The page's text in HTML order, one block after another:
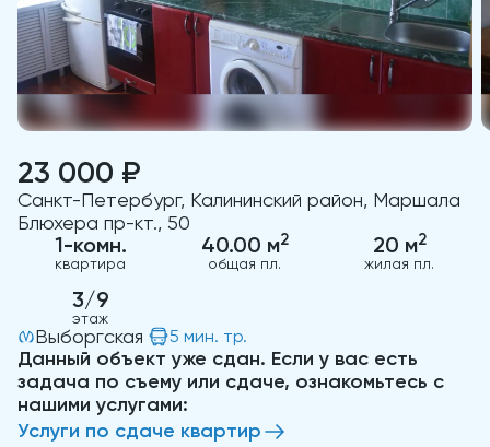
23 000 ₽
Санкт-Петербург, Калининский район, Маршала
Блюхера пр-кт., 50
1-комн.
квартира
40.00 м2
общая пл.
20 м2
жилая пл.
3/9
этаж
Выборгская 5 мин. тр.
Данный объект уже сдан. Если у вас есть
задача по съему или сдаче, ознакомьтесь с
нашими услугами:
Услуги по сдаче квартир